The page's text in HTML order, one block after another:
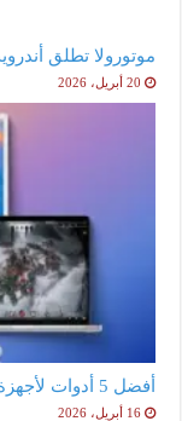
موتورولا تطلق أندرويد 17
20 أبريل، 2026
أفضل 5 أدوات لأجهزة ماك في 2026
16 أبريل، 2026